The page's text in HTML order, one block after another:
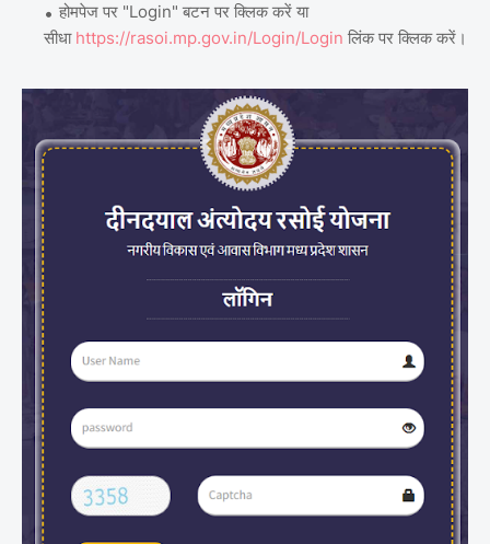
होमपेज पर "Login" बटन पर क्लिक करें या
सीधा https://rasoi.mp.gov.in/Login/Login लिंक पर क्लिक करें।